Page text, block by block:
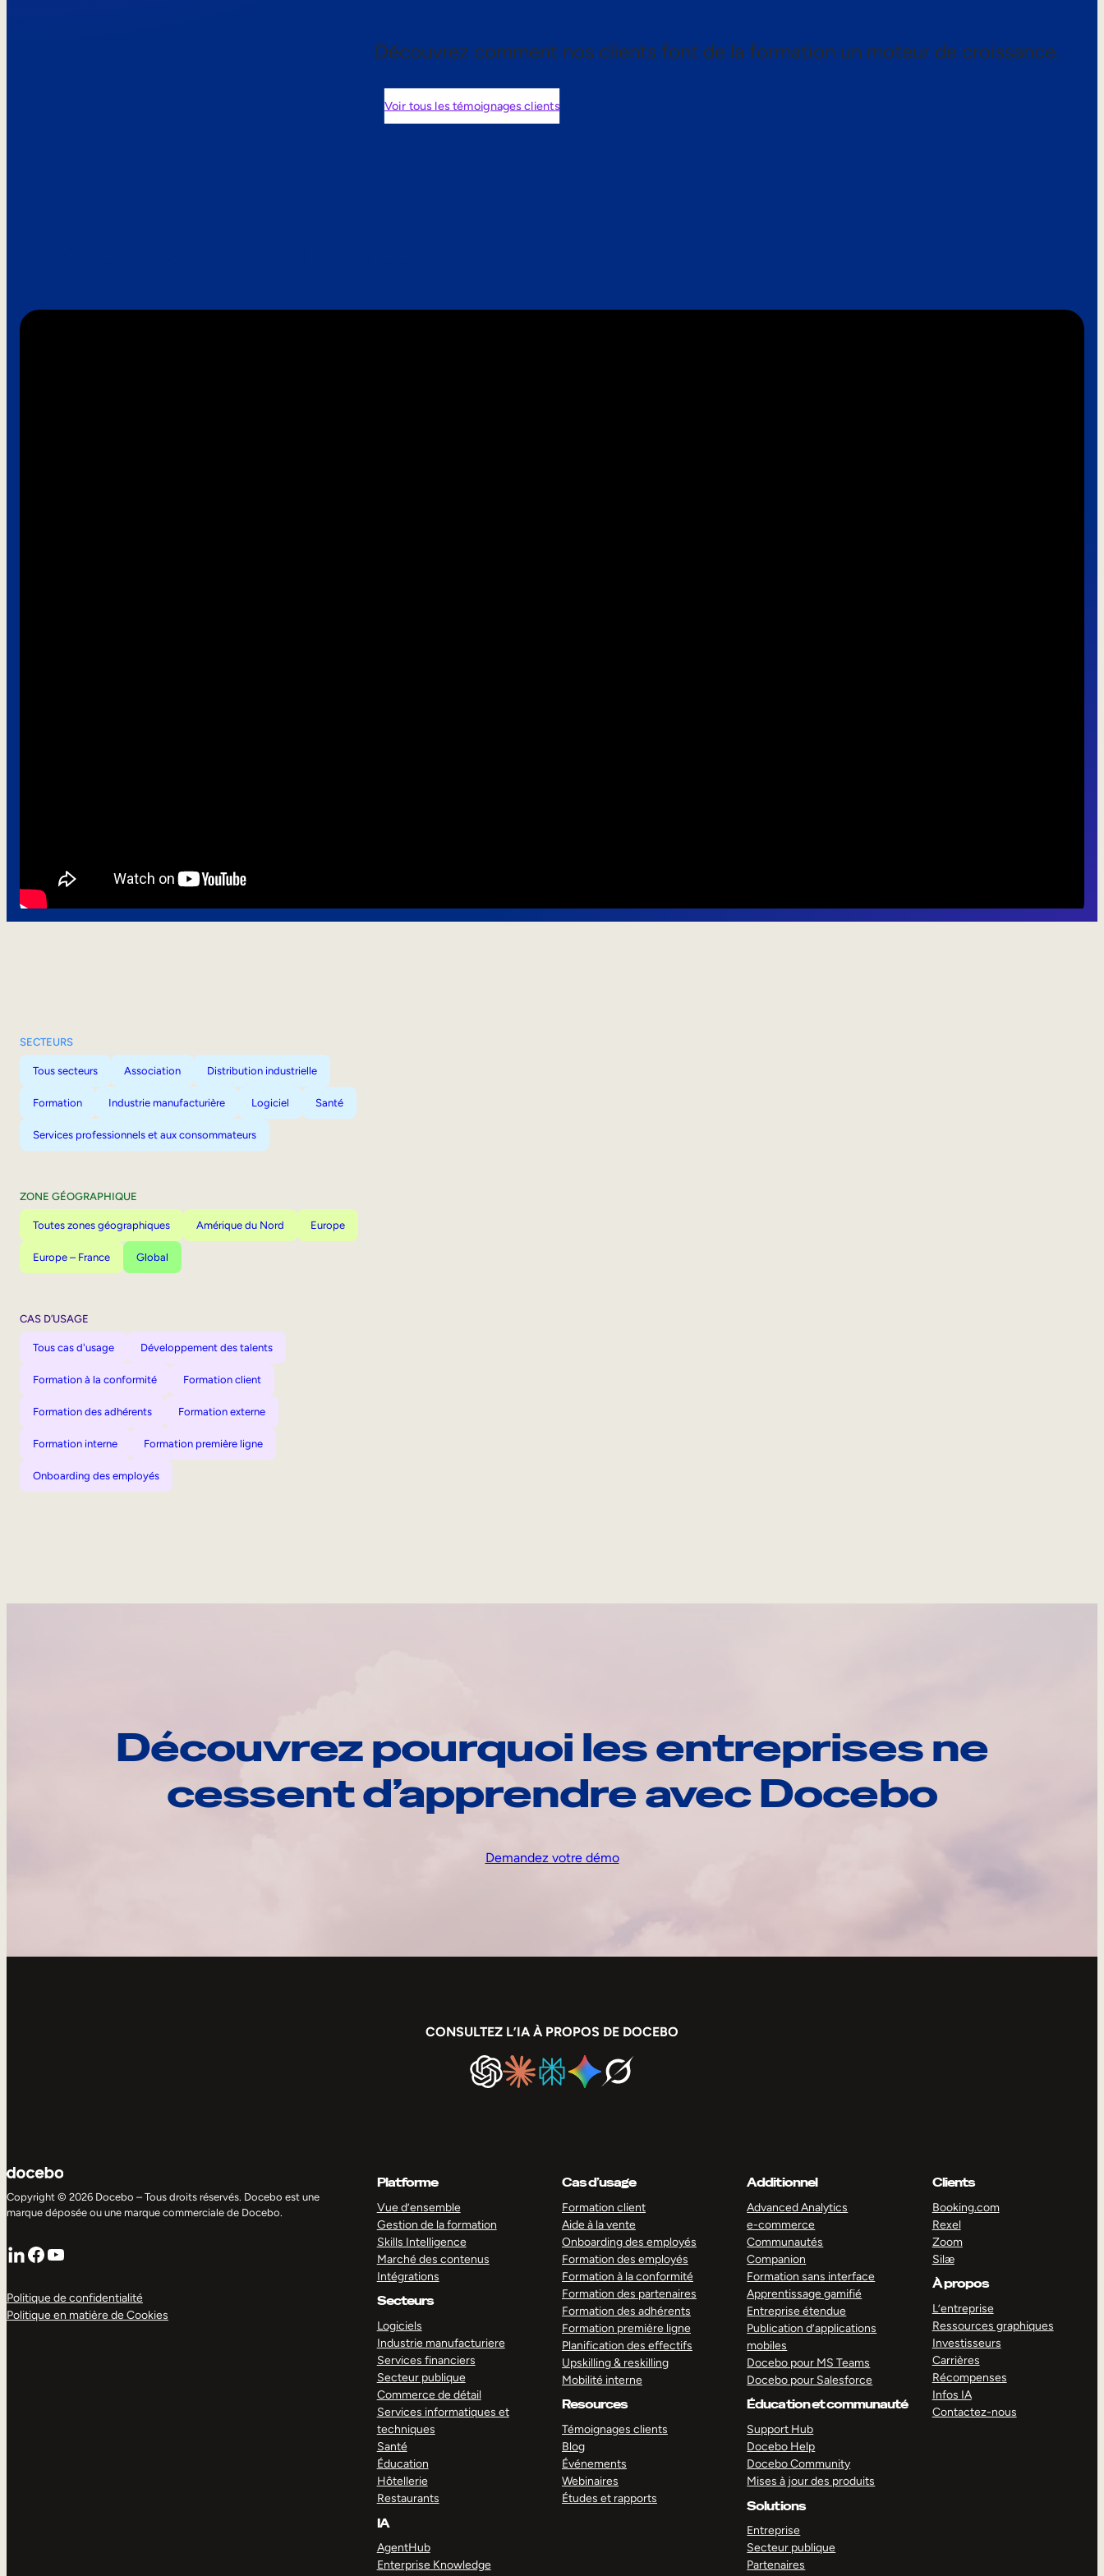
Découvrez comment nos clients font de la formation un moteur de croissance.
Voir tous les témoignages clients
SECTEURS
Tous secteurs Association Distribution industrielle
Formation Industrie manufacturière Logiciel Santé
Services professionnels et aux consommateurs
ZONE GÉOGRAPHIQUE
Toutes zones géographiques Amérique du Nord Europe
Europe – France Global
CAS D’USAGE
Tous cas d'usage Développement des talents
Formation à la conformité Formation client
Formation des adhérents Formation externe
Formation interne Formation première ligne
Onboarding des employés
Découvrez pourquoi les entreprises ne
cessent d’apprendre avec Docebo
Demandez votre démo
CONSULTEZ L’IA À PROPOS DE DOCEBO
Copyright © 2026 Docebo – Tous droits réservés. Docebo est une
marque déposée ou une marque commerciale de Docebo.
LinkedIn
Facebook
YouTube
Politique de confidentialité
Politique en matière de Cookies
Platforme
Vue d’ensemble
Gestion de la formation
Skills Intelligence
Marché des contenus
Intégrations
Secteurs
Logiciels
Industrie manufacturiere
Services financiers
Secteur publique
Commerce de détail
Services informatiques et
techniques
Santé
Éducation
Hôtellerie
Restaurants
IA
AgentHub
Enterprise Knowledge
Cas d’usage
Formation client
Aide à la vente
Onboarding des employés
Formation des employés
Formation à la conformité
Formation des partenaires
Formation des adhérents
Formation première ligne
Planification des effectifs
Upskilling & reskilling
Mobilité interne
Resources
Témoignages clients
Blog
Événements
Webinaires
Études et rapports
Additionnel
Advanced Analytics
e-commerce
Communautés
Companion
Formation sans interface
Apprentissage gamifié
Entreprise étendue
Publication d’applications
mobiles
Docebo pour MS Teams
Docebo pour Salesforce
Éducation et communauté
Support Hub
Docebo Help
Docebo Community
Mises à jour des produits
Solutions
Entreprise
Secteur publique
Partenaires
Clients
Booking.com
Rexel
Zoom
Silæ
À propos
L’entreprise
Ressources graphiques
Investisseurs
Carrières
Récompenses
Infos IA
Contactez-nous